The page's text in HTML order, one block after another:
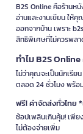
B2S Online คือร้านห
อ่านและงานเขียน ให้
ออกจากบ้าน เพราะ
สิทธิพิเศษที่ไม่ควรพลา
ทำไม B2S
ไม่ว่าคุณจะเป็นนักเรี
ตลอด 24 ชั่วโมง พร้อ
ฟรี! ค่าจัดส่งทั่วไทย
ช้อปเพลินเกินคุ้ม! เพี
ไม่ต้องจ่ายเพิ่ม